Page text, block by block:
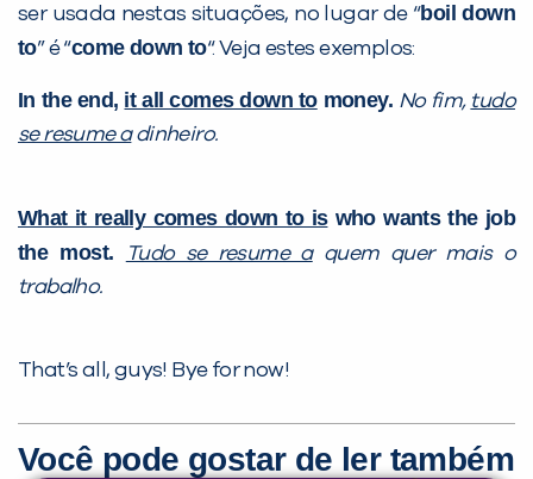
ser usada nestas situações, no lugar de “boil down
to” é “come down to“. Veja estes exemplos:
In the end, it all comes down tomoney. No fim, tudo
se resume adinheiro.
What it really comes down to iswho wants the job
the most.
Tudo se resume aquem quer mais o
trabalho.
That’s all, guys! Bye for now!
Você pode gostar de ler também